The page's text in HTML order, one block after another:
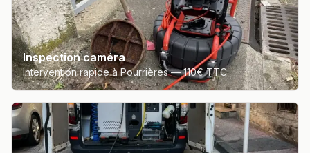
Inspection caméra
Intervention rapide à Pourrières —110€ TTC